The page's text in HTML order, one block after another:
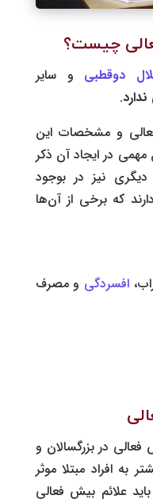
چیست؟
دوقطبی و سایر
ندارد.
و مشخصات این
مهمی در ایجاد آن ذکر
دیگری نیز در بوجود
که برخی از آن‌ها
افسردگی و مصرف
در بزرگسالان و
به افراد مبتلا موثر
علائم بیش فعالی